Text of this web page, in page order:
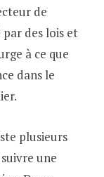
de
des lois et
à ce que
dans le
plusieurs
une